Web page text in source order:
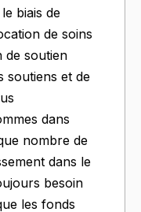
biais de
de soins
de soutien
soutiens et de
dans
nombre de
dans le
besoin
les fonds